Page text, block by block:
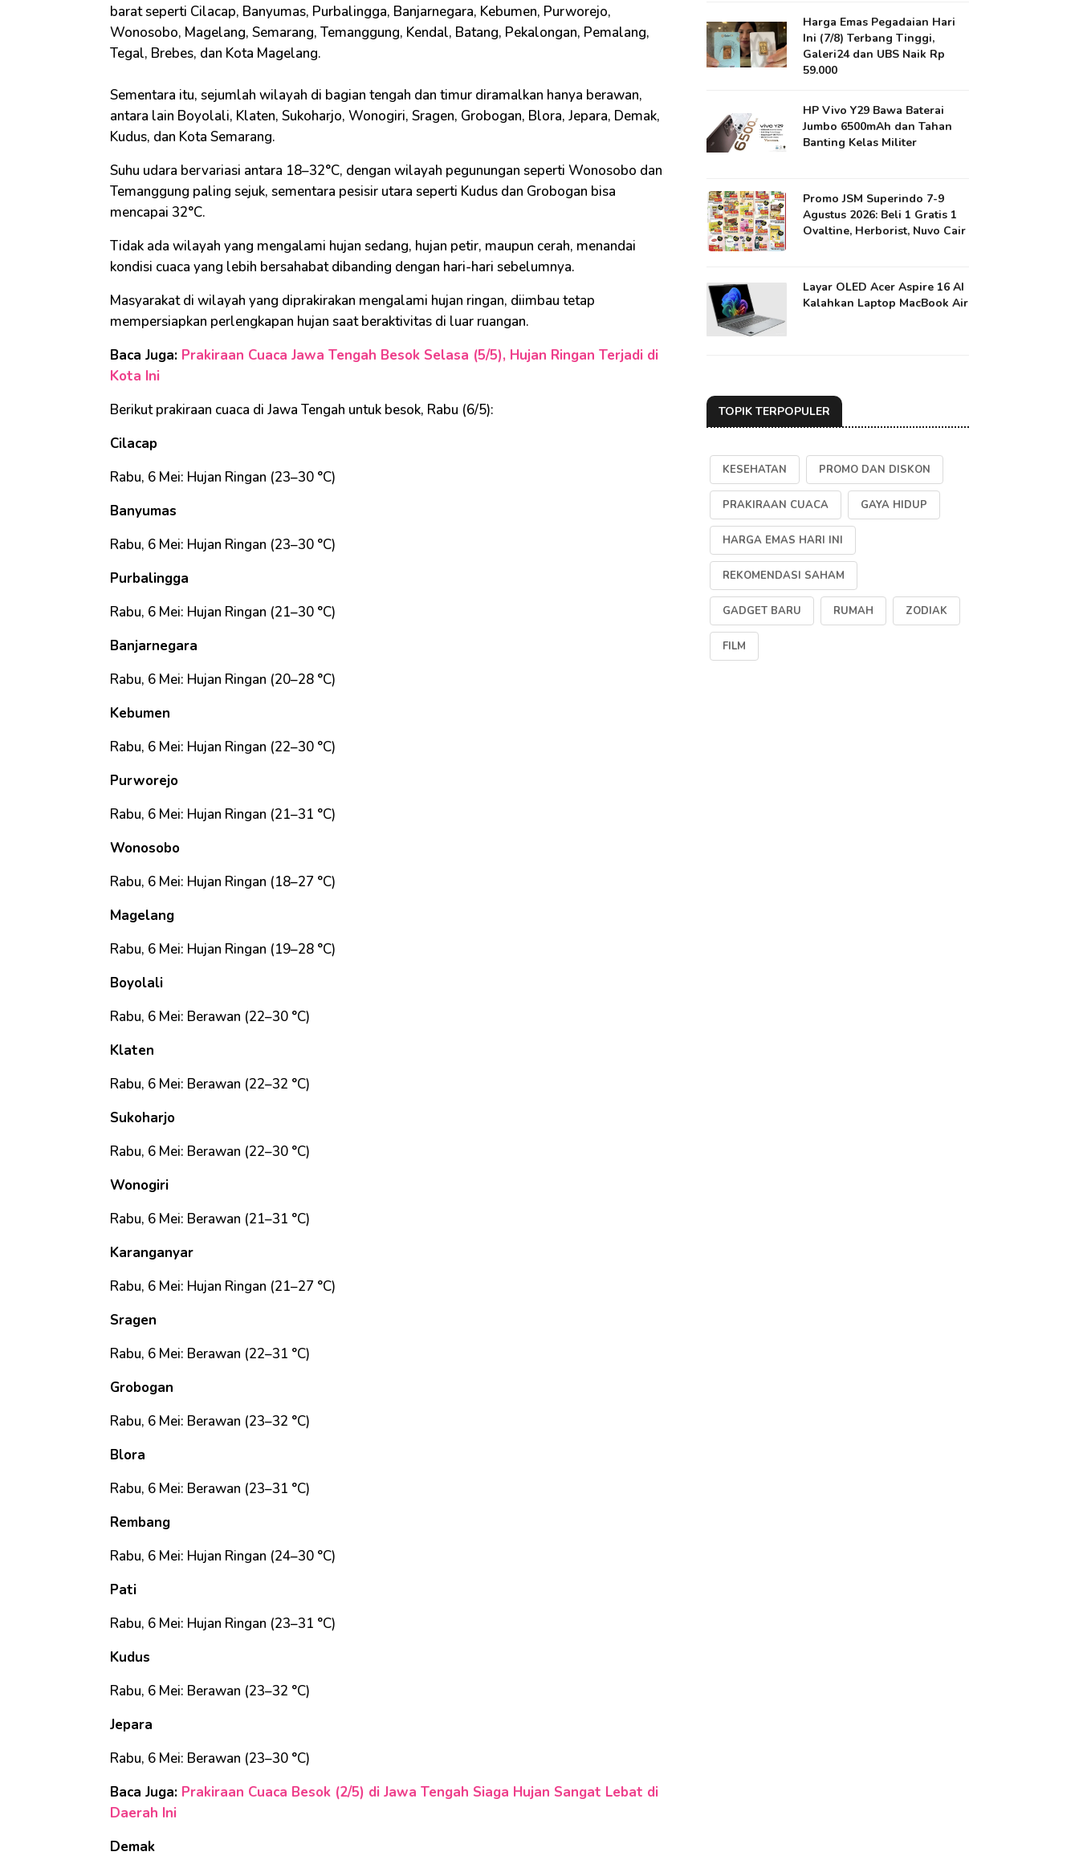
barat seperti Cilacap, Banyumas, Purbalingga, Banjarnegara, Kebumen, Purworejo,
Wonosobo, Magelang, Semarang, Temanggung, Kendal, Batang, Pekalongan, Pemalang,
Tegal, Brebes, dan Kota Magelang.
Sementara itu, sejumlah wilayah di bagian tengah dan timur diramalkan hanya berawan,
antara lain Boyolali, Klaten, Sukoharjo, Wonogiri, Sragen, Grobogan, Blora, Jepara, Demak,
Kudus, dan Kota Semarang.
Suhu udara bervariasi antara 18–32°C, dengan wilayah pegunungan seperti Wonosobo dan
Temanggung paling sejuk, sementara pesisir utara seperti Kudus dan Grobogan bisa
mencapai 32°C.
Tidak ada wilayah yang mengalami hujan sedang, hujan petir, maupun cerah, menandai
kondisi cuaca yang lebih bersahabat dibanding dengan hari-hari sebelumnya.
Masyarakat di wilayah yang diprakirakan mengalami hujan ringan, diimbau tetap
mempersiapkan perlengkapan hujan saat beraktivitas di luar ruangan.
Baca Juga: Prakiraan Cuaca Jawa Tengah Besok Selasa (5/5), Hujan Ringan Terjadi di
Kota Ini
Berikut prakiraan cuaca di Jawa Tengah untuk besok, Rabu (6/5):
Cilacap
Rabu, 6 Mei: Hujan Ringan (23–30 °C)
Banyumas
Rabu, 6 Mei: Hujan Ringan (23–30 °C)
Purbalingga
Rabu, 6 Mei: Hujan Ringan (21–30 °C)
Banjarnegara
Rabu, 6 Mei: Hujan Ringan (20–28 °C)
Kebumen
Rabu, 6 Mei: Hujan Ringan (22–30 °C)
Purworejo
Rabu, 6 Mei: Hujan Ringan (21–31 °C)
Wonosobo
Rabu, 6 Mei: Hujan Ringan (18–27 °C)
Magelang
Rabu, 6 Mei: Hujan Ringan (19–28 °C)
Boyolali
Rabu, 6 Mei: Berawan (22–30 °C)
Klaten
Rabu, 6 Mei: Berawan (22–32 °C)
Sukoharjo
Rabu, 6 Mei: Berawan (22–30 °C)
Wonogiri
Rabu, 6 Mei: Berawan (21–31 °C)
Karanganyar
Rabu, 6 Mei: Hujan Ringan (21–27 °C)
Sragen
Rabu, 6 Mei: Berawan (22–31 °C)
Grobogan
Rabu, 6 Mei: Berawan (23–32 °C)
Blora
Rabu, 6 Mei: Berawan (23–31 °C)
Rembang
Rabu, 6 Mei: Hujan Ringan (24–30 °C)
Pati
Rabu, 6 Mei: Hujan Ringan (23–31 °C)
Kudus
Rabu, 6 Mei: Berawan (23–32 °C)
Jepara
Rabu, 6 Mei: Berawan (23–30 °C)
Baca Juga: Prakiraan Cuaca Besok (2/5) di Jawa Tengah Siaga Hujan Sangat Lebat di
Daerah Ini
Demak
Harga Emas Pegadaian Hari
Ini (7/8) Terbang Tinggi,
Galeri24 dan UBS Naik Rp
59.000
HP Vivo Y29 Bawa Baterai
Jumbo 6500mAh dan Tahan
Banting Kelas Militer
Promo JSM Superindo 7-9
Agustus 2026: Beli 1 Gratis 1
Ovaltine, Herborist, Nuvo Cair
Layar OLED Acer Aspire 16 AI
Kalahkan Laptop MacBook Air
TOPIK TERPOPULER
KESEHATAN PROMO DAN DISKON
PRAKIRAAN CUACA GAYA HIDUP
HARGA EMAS HARI INI
REKOMENDASI SAHAM
GADGET BARU RUMAH ZODIAK
FILM